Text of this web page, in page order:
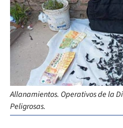
Allanamientos. Operativos de la
Peligrosas.